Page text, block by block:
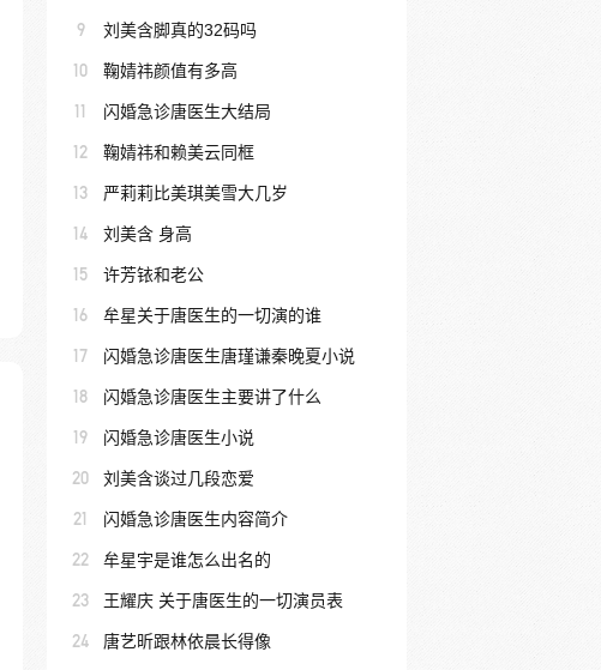
9 刘美含脚真的32码吗
10 鞠婧祎颜值有多高
11 闪婚急诊唐医生大结局
12 鞠婧祎和赖美云同框
13 严莉莉比美琪美雪大几岁
14 刘美含 身高
15 许芳铱和老公
16 牟星关于唐医生的一切演的谁
17 闪婚急诊唐医生唐瑾谦秦晚夏小说
18 闪婚急诊唐医生主要讲了什么
19 闪婚急诊唐医生小说
20 刘美含谈过几段恋爱
21 闪婚急诊唐医生内容简介
22 牟星宇是谁怎么出名的
23 王耀庆 关于唐医生的一切演员表
24 唐艺昕跟林依晨长得像